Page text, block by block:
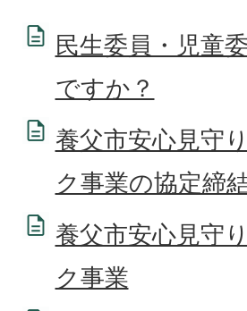
民生委員・児童
ですか？
養父市安心見守
ク事業の協定締
養父市安心見守
ク事業